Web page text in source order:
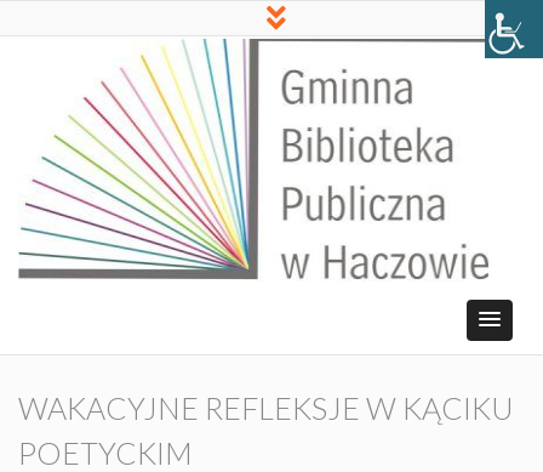
WAKACYJNE REFLEKSJE W KĄCIKU
POETYCKIM